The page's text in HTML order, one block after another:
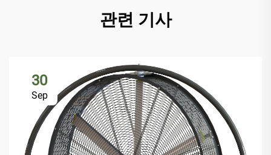
관련 기사
30
Sep